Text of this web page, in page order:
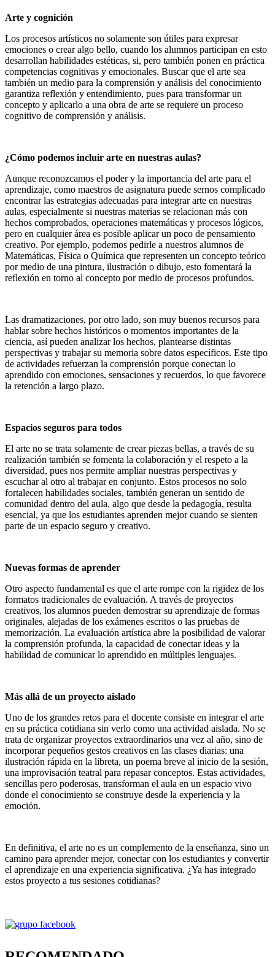
Arte y cognición
Los procesos artísticos no solamente son útiles para expresar
emociones o crear algo bello, cuando los alumnos participan en esto
desarrollan habilidades estéticas, si, pero también ponen en práctica
competencias cognitivas y emocionales. Buscar que el arte sea
también un medio para la comprensión y análisis del conocimiento
garantiza reflexión y entendimiento, pues para transformar un
concepto y aplicarlo a una obra de arte se requiere un proceso
cognitivo de comprensión y análisis.
¿Cómo podemos incluir arte en nuestras aulas?
Aunque reconozcamos el poder y la importancia del arte para el
aprendizaje, como maestros de asignatura puede sernos complicado
encontrar las estrategias adecuadas para integrar arte en nuestras
aulas, especialmente si nuestras materias se relacionan más con
hechos comprobados, operaciones matemáticas y procesos lógicos,
pero en cualquier área es posible aplicar un poco de pensamiento
creativo. Por ejemplo, podemos pedirle a nuestros alumnos de
Matemáticas, Física o Química que representen un concepto teórico
por medio de una pintura, ilustración o dibujo, esto fomentará la
reflexión en torno al concepto por medio de procesos profundos.
Las dramatizaciones, por otro lado, son muy buenos recursos para
hablar sobre hechos históricos o momentos importantes de la
ciencia, así pueden analizar los hechos, plantearse distintas
perspectivas y trabajar su memoria sobre datos específicos. Este tipo
de actividades refuerzan la comprensión porque conectan lo
aprendido con emociones, sensaciones y recuerdos, lo que favorece
la retención a largo plazo.
Espacios seguros para todos
El arte no se trata solamente de crear piezas bellas, a través de su
realización también se fomenta la colaboración y el respeto a la
diversidad, pues nos permite ampliar nuestras perspectivas y
escuchar al otro al trabajar en conjunto. Estos procesos no solo
fortalecen habilidades sociales, también generan un sentido de
comunidad dentro del aula, algo que desde la pedagogía, resulta
esencial, ya que los estudiantes aprenden mejor cuando se sienten
parte de un espacio seguro y creativo.
Nuevas formas de aprender
Otro aspecto fundamental es que el arte rompe con la rigidez de los
formatos tradicionales de evaluación. A través de proyectos
creativos, los alumnos pueden demostrar su aprendizaje de formas
originales, alejadas de los exámenes escritos o las pruebas de
memorización. La evaluación artística abre la posibilidad de valorar
la comprensión profunda, la capacidad de conectar ideas y la
habilidad de comunicar lo aprendido en múltiples lenguajes.
Más allá de un proyecto aislado
Uno de los grandes retos para el docente consiste en integrar el arte
en su práctica cotidiana sin verlo como una actividad aislada. No se
trata de organizar proyectos extraordinarios una vez al año, sino de
incorporar pequeños gestos creativos en las clases diarias: una
ilustración rápida en la libreta, un poema breve al inicio de la sesión,
una improvisación teatral para repasar conceptos. Estas actividades,
sencillas pero poderosas, transforman el aula en un espacio vivo
donde el conocimiento se construye desde la experiencia y la
emoción.
En definitiva, el arte no es un complemento de la enseñanza, sino un
camino para aprender mejor, conectar con los estudiantes y convertir
el aprendizaje en una experiencia significativa. ¿Ya has integrado
estos proyecto a tus sesiones cotidianas?